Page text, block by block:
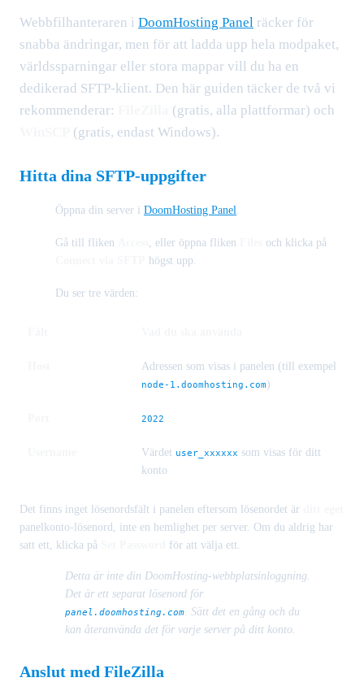
Webbfilhanteraren i DoomHosting Panel räcker för
snabba ändringar, men för att ladda upp hela modpaket,
världssparningar eller stora mappar vill du ha en
dedikerad SFTP-klient. Den här guiden täcker de två vi
rekommenderar:
(gratis, alla plattformar) och
(gratis, endast Windows).
Hitta dina SFTP-uppgifter
Öppna din server i DoomHosting Panel.
Gå till fliken , eller öppna fliken
och klicka på
högst upp.
Du ser tre värden:
Adressen som visas i panelen (till exempel
node-1.doomhosting.com)
2022
Värdet user_xxxxxx som visas för ditt
konto
Det finns inget lösenordsfält i panelen eftersom lösenordet är
panelkonto-lösenord, inte en hemlighet per server. Om du aldrig har
satt ett, klicka på
för att välja ett.
Detta är inte din DoomHosting-webbplatsinloggning.
Det är ett separat lösenord för
panel.doomhosting.com . Sätt det en gång och du
kan återanvända det för varje server på ditt konto.
Anslut med FileZilla